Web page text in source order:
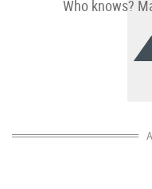
Who knows?